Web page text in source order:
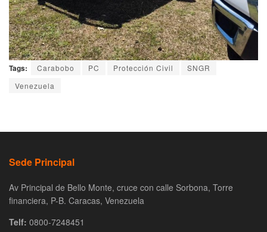
Tags: Carabobo PC Protección Civil
SNGR
Venezuela
Sede Principal
Av Principal de Bello Monte, cruce con calle Sorbona, Torre
financiera, P-B. Caracas, Venezuela
Telf: 0800-7248451